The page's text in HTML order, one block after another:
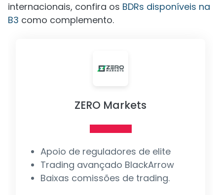
internacionais, confira os BDRs disponíveis na
B3 como complemento.
ZERO Markets
Apoio de reguladores de elite
Trading avançado BlackArrow
Baixas comissões de trading.